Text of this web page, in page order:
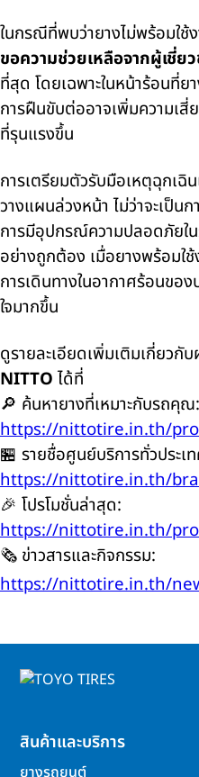
ในกรณีที่พบว่ายางไม่พร้อมใช้
ขอความช่วยเหลือจากผู้เชี่ย
ที่สุด โดยเฉพาะในหน้าร้อนที่ย
การฝืนขับต่ออาจเพิ่มความเสี่
ที่รุนแรงขึ้น
การเตรียมตัวรับมือเหตุฉุกเฉิ
วางแผนล่วงหน้า ไม่ว่าจะเป็น
การมีอุปกรณ์ความปลอดภัยใน
อย่างถูกต้อง เมื่อยางพร้อมใ
การเดินทางในอากาศร้อนขอ
ใจมากขึ้น
ดูรายละเอียดเพิ่มเติมเกี่ยว
NITTO ได้ที่
🔎 ค้นหายางที่เหมาะกับรถคุณ:
https://nittotire.in.th/
🏪 รายชื่อศูนย์บริการทั่วประเ
https://nittotire.in.th/
🎉 โปรโมชั่นล่าสุด:
https://nittotire.in.th/
🗞️ ข่าวสารและกิจกรรม:
https://nittotire.in.th/
สินค้าและบริการ
ยางรถยนต์